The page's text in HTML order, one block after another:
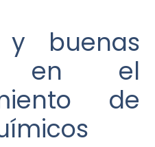
y buenas
en el
de